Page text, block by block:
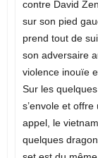
contre David
sur son pied
prend tout de
son adversaire
violence inouïe
Sur les
s’envole et
appel, le
quelques